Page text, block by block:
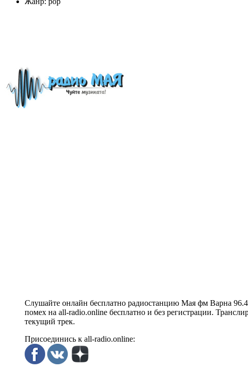
Слушайте онлайн бесплатно радиостанцию Мая фм Варна
помех на all-radio.online бесплатно и без регистрации.
текущий трек.
Присоединись к all-radio.online: